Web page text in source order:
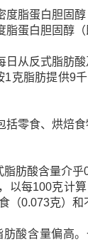
脂蛋白胆固
蛋白胆固醇
从反式脂肪
克脂肪提供9
零食、烘焙
肪酸含量介
以每100克计
（0.073克）和
酸含量偏高